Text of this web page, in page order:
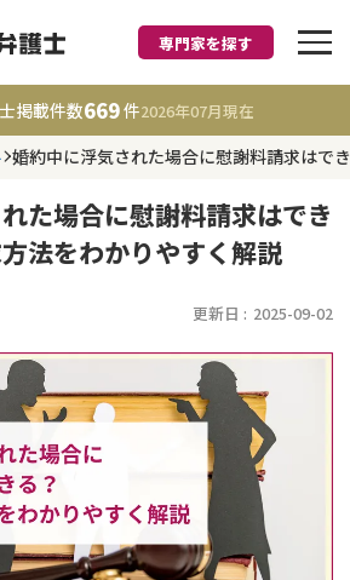
離婚に強い弁護士
都道府県を選択
事務所 669
更新日 :2026年07月31日
離婚前相談
DV
費用相場
財産分与
専門家を探す
掲載件数669件2026年07月現在
婚約中に浮気された場合に慰謝料請求はで
た場合に慰謝料請求はでき
法をわかりやすく解説
更新日 : 2025-09-02